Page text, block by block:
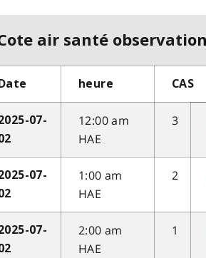
air santé
Date heure CAS
07-
12:00 am
HAE
3
07-
1:00 am
HAE
2
07-
2:00 am
HAE
1